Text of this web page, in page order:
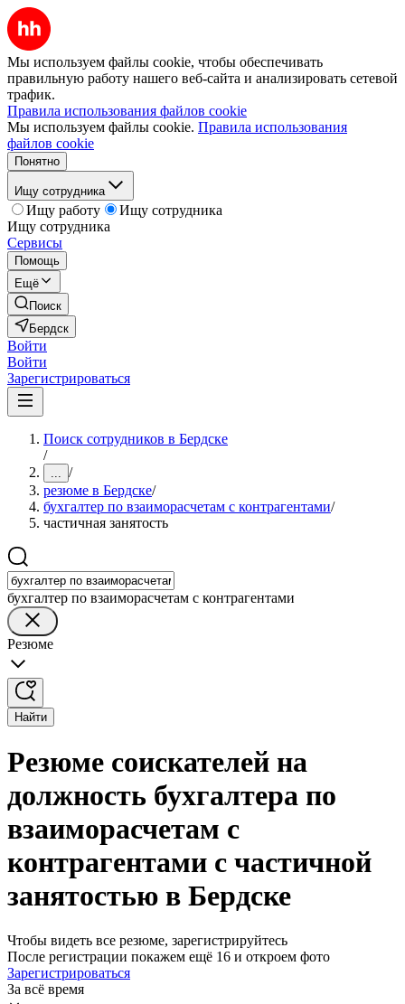
Мы используем файлы cookie, чтобы обеспечивать
правильную работу нашего веб-сайта и анализировать сетевой
трафик.
Правила использования файлов cookie
Мы используем файлы cookie. Правила использования
файлов cookie
Понятно
Ищу сотрудника
Ищу работу
Ищу сотрудника
Ищу сотрудника
Сервисы
Помощь
Ещё
Поиск
Бердск
Войти
Войти
Зарегистрироваться
Поиск сотрудников в Бердске
/
... /
резюме в Бердске/
бухгалтер по взаиморасчетам с контрагентами/
частичная занятость
бухгалтер по взаиморасчетам с контрагентами
Резюме
Найти
Резюме соискателей на
должность бухгалтера по
взаиморасчетам с
контрагентами с частичной
занятостью в Бердске
Чтобы видеть все резюме, зарегистрируйтесь
После регистрации покажем ещё 16 и откроем фото
Зарегистрироваться
За всё время